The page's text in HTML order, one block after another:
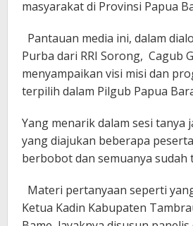
masyarakat di Provinsi Papua
Pantauan media ini, dalam
Purba dari RRI Sorong, Cagub
menyampaikan visi misi dan
terpilih dalam Pilgub Papua
Yang menarik dalam sesi tanya
yang diajukan beberapa
berbobot dan semuanya sudah
Materi pertanyaan seperti
Ketua Kadin Kabupaten